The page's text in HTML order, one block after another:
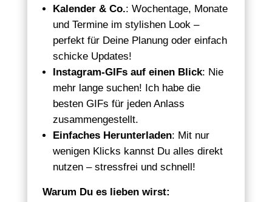
Kalender & Co.: Wochentage, Monate
und Termine im stylishen Look –
perfekt für Deine Planung oder einfach
schicke Updates!
Instagram-GIFs auf einen Blick: Nie
mehr lange suchen! Ich habe die
besten GIFs für jeden Anlass
zusammengestellt.
Einfaches Herunterladen: Mit nur
wenigen Klicks kannst Du alles direkt
nutzen – stressfrei und schnell!
Warum Du es lieben wirst: